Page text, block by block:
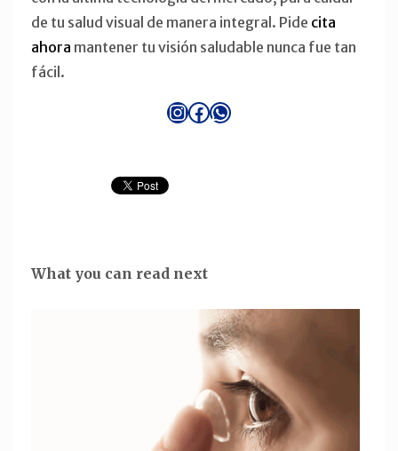
de tu salud visual de manera integral. Pide cita
ahora mantener tu visión saludable nunca fue tan
fácil.
Instagram
Facebook
WhatsApp
What you can read next